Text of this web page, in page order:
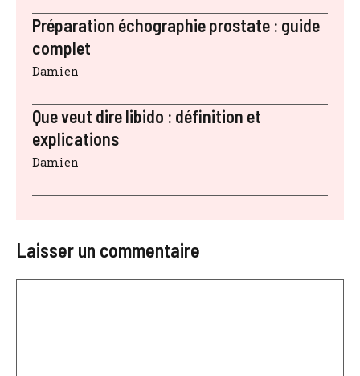
Préparation échographie prostate : guide
complet
Damien
Que veut dire libido : définition et
explications
Damien
Laisser un commentaire